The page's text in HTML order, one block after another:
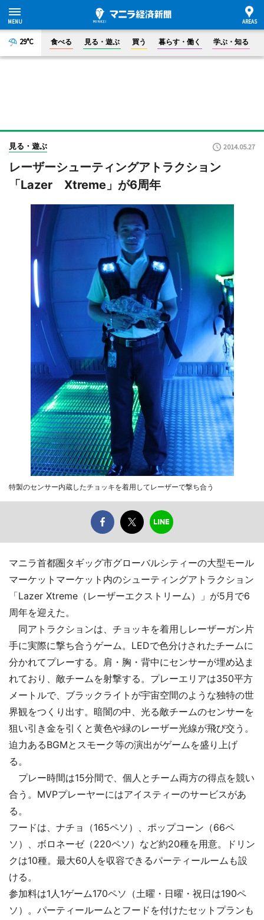
29°C 食べる 見る・遊ぶ 買う 暮らす・働く 学ぶ・知る
見る・遊ぶ 2014.05.27
レーザーシューティングアトラクション
「Lazer Xtreme」が6周年
特製のセンサー内蔵したチョッキを着用してレーザーで撃ち合う
マニラ首都圏タギッグ市グローバルシティーの大型モール
マーケットマーケット内のシューティングアトラクション
「Lazer Xtreme（レーザーエクストリーム）」が5月で6
周年を迎えた。
同アトラクションは、チョッキを着用しレーザーガン片
手に実際に撃ち合うゲーム。LEDで色分けされたチームに
分かれてプレーする。肩・胸・背中にセンサーが埋め込ま
れており、敵チームを射撃する。プレーエリアは350平方
メートルで、ブラックライトが宇宙空間のような独特の世
界観をつくり出す。暗闇の中、光る敵チームのセンサーを
狙い引き金を引くと黄色や緑のレーザー光線が飛び交う。
迫力あるBGMとスモーク等の演出がゲームを盛り上げ
る。
プレー時間は15分間で、個人とチーム両方の得点を競い
合う。MVPプレーヤーにはアイスティーのサービスがあ
る。
フードは、ナチョ（165ペソ）、ポップコーン（66ペ
ソ）、ボロネーゼ（220ペソ）など約20種を用意。ドリン
クは10種。最大60人を収容できるパーティールームも設
ける。
参加料は1人1ゲーム170ペソ（土曜・日曜・祝日は190ペ
ソ）。パーティールームとフードを付けたセットプランも